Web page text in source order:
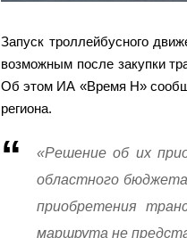
Запуск троллейбусного
возможным после закупки
Об этом ИА «Время Н»
региона.
«Решение об их
областного
приобретения
маршрута не